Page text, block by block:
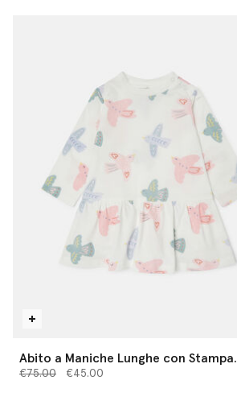
Abito a Maniche Lunghe con Stampa
Colomba
Prezzo ridotto da
€75.00a €45.00